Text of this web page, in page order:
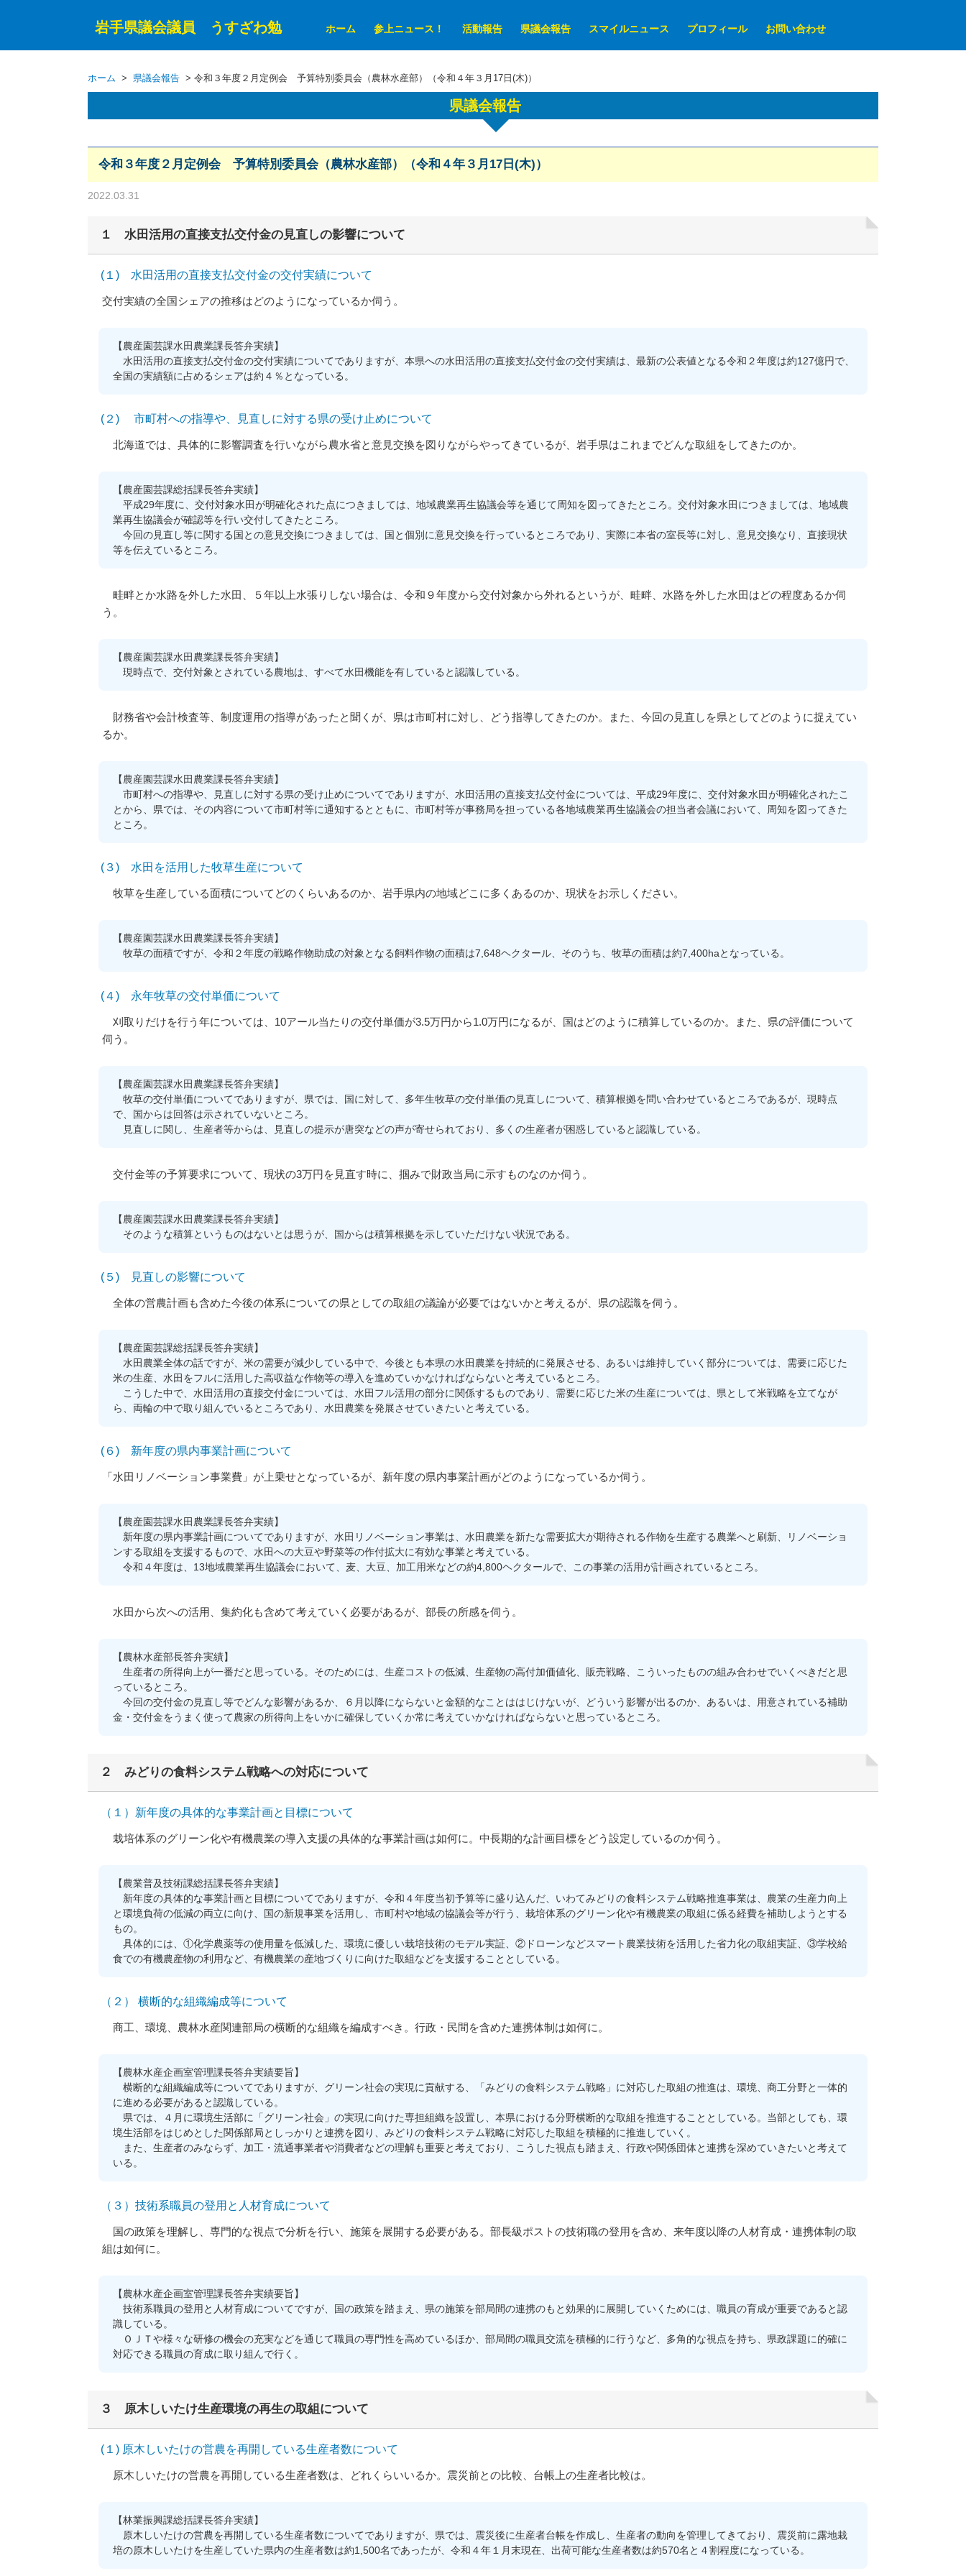
岩手県議会議員 うすざわ勉 ホーム 参上ニュース！ 活動報告 県議会報告 スマイルニュース プロフィール お問い合わせ
ホーム > 県議会報告 > 令和３年度２月定例会 予算特別委員会（農林水産部）（令和４年３月17日(木)）
県議会報告
令和３年度２月定例会 予算特別委員会（農林水産部）（令和４年３月17日(木)）
2022.03.31
１ 水田活用の直接支払交付金の見直しの影響について
(１) 水田活用の直接支払交付金の交付実績について
交付実績の全国シェアの推移はどのようになっているか伺う。
【農産園芸課水田農業課長答弁実績】
水田活用の直接支払交付金の交付実績についてでありますが、本県への水田活用の直接支払交付金の交付実績は、最新の公表値となる令和２年度は約127億円で、
全国の実績額に占めるシェアは約４％となっている。
(２) 市町村への指導や、見直しに対する県の受け止めについて
北海道では、具体的に影響調査を行いながら農水省と意見交換を図りながらやってきているが、岩手県はこれまでどんな取組をしてきたのか。
【農産園芸課総括課長答弁実績】
平成29年度に、交付対象水田が明確化された点につきましては、地域農業再生協議会等を通じて周知を図ってきたところ。交付対象水田につきましては、地域農
業再生協議会が確認等を行い交付してきたところ。
今回の見直し等に関する国との意見交換につきましては、国と個別に意見交換を行っているところであり、実際に本省の室長等に対し、意見交換なり、直接現状
等を伝えているところ。
畦畔とか水路を外した水田、５年以上水張りしない場合は、令和９年度から交付対象から外れるというが、畦畔、水路を外した水田はどの程度あるか伺
う。
【農産園芸課水田農業課長答弁実績】
現時点で、交付対象とされている農地は、すべて水田機能を有していると認識している。
財務省や会計検査等、制度運用の指導があったと聞くが、県は市町村に対し、どう指導してきたのか。また、今回の見直しを県としてどのように捉えてい
るか。
【農産園芸課水田農業課長答弁実績】
市町村への指導や、見直しに対する県の受け止めについてでありますが、水田活用の直接支払交付金については、平成29年度に、交付対象水田が明確化されたこ
とから、県では、その内容について市町村等に通知するとともに、市町村等が事務局を担っている各地域農業再生協議会の担当者会議において、周知を図ってきた
ところ。
(３) 水田を活用した牧草生産について
牧草を生産している面積についてどのくらいあるのか、岩手県内の地域どこに多くあるのか、現状をお示しください。
【農産園芸課水田農業課長答弁実績】
牧草の面積ですが、令和２年度の戦略作物助成の対象となる飼料作物の面積は7,648ヘクタール、そのうち、牧草の面積は約7,400haとなっている。
(４) 永年牧草の交付単価について
刈取りだけを行う年については、10アール当たりの交付単価が3.5万円から1.0万円になるが、国はどのように積算しているのか。また、県の評価について
伺う。
【農産園芸課水田農業課長答弁実績】
牧草の交付単価についてでありますが、県では、国に対して、多年生牧草の交付単価の見直しについて、積算根拠を問い合わせているところであるが、現時点
で、国からは回答は示されていないところ。
見直しに関し、生産者等からは、見直しの提示が唐突などの声が寄せられており、多くの生産者が困惑していると認識している。
交付金等の予算要求について、現状の3万円を見直す時に、掴みで財政当局に示すものなのか伺う。
【農産園芸課水田農業課長答弁実績】
そのような積算というものはないとは思うが、国からは積算根拠を示していただけない状況である。
(５) 見直しの影響について
全体の営農計画も含めた今後の体系についての県としての取組の議論が必要ではないかと考えるが、県の認識を伺う。
【農産園芸課総括課長答弁実績】
水田農業全体の話ですが、米の需要が減少している中で、今後とも本県の水田農業を持続的に発展させる、あるいは維持していく部分については、需要に応じた
米の生産、水田をフルに活用した高収益な作物等の導入を進めていかなければならないと考えているところ。
こうした中で、水田活用の直接交付金については、水田フル活用の部分に関係するものであり、需要に応じた米の生産については、県として米戦略を立てなが
ら、両輪の中で取り組んでいるところであり、水田農業を発展させていきたいと考えている。
(６) 新年度の県内事業計画について
「水田リノベーション事業費」が上乗せとなっているが、新年度の県内事業計画がどのようになっているか伺う。
【農産園芸課水田農業課長答弁実績】
新年度の県内事業計画についてでありますが、水田リノベーション事業は、水田農業を新たな需要拡大が期待される作物を生産する農業へと刷新、リノベーショ
ンする取組を支援するもので、水田への大豆や野菜等の作付拡大に有効な事業と考えている。
令和４年度は、13地域農業再生協議会において、麦、大豆、加工用米などの約4,800ヘクタールで、この事業の活用が計画されているところ。
水田から次への活用、集約化も含めて考えていく必要があるが、部長の所感を伺う。
【農林水産部長答弁実績】
生産者の所得向上が一番だと思っている。そのためには、生産コストの低減、生産物の高付加価値化、販売戦略、こういったものの組み合わせでいくべきだと思
っているところ。
今回の交付金の見直し等でどんな影響があるか、６月以降にならないと金額的なことははじけないが、どういう影響が出るのか、あるいは、用意されている補助
金・交付金をうまく使って農家の所得向上をいかに確保していくか常に考えていかなければならないと思っているところ。
２ みどりの食料システム戦略への対応について
（１）新年度の具体的な事業計画と目標について
栽培体系のグリーン化や有機農業の導入支援の具体的な事業計画は如何に。中長期的な計画目標をどう設定しているのか伺う。
【農業普及技術課総括課長答弁実績】
新年度の具体的な事業計画と目標についてでありますが、令和４年度当初予算等に盛り込んだ、いわてみどりの食料システム戦略推進事業は、農業の生産力向上
と環境負荷の低減の両立に向け、国の新規事業を活用し、市町村や地域の協議会等が行う、栽培体系のグリーン化や有機農業の取組に係る経費を補助しようとする
もの。
具体的には、①化学農薬等の使用量を低減した、環境に優しい栽培技術のモデル実証、②ドローンなどスマート農業技術を活用した省力化の取組実証、③学校給
食での有機農産物の利用など、有機農業の産地づくりに向けた取組などを支援することとしている。
（２） 横断的な組織編成等について
商工、環境、農林水産関連部局の横断的な組織を編成すべき。行政・民間を含めた連携体制は如何に。
【農林水産企画室管理課長答弁実績要旨】
横断的な組織編成等についてでありますが、グリーン社会の実現に貢献する、「みどりの食料システム戦略」に対応した取組の推進は、環境、商工分野と一体的
に進める必要があると認識している。
県では、４月に環境生活部に「グリーン社会」の実現に向けた専担組織を設置し、本県における分野横断的な取組を推進することとしている。当部としても、環
境生活部をはじめとした関係部局としっかりと連携を図り、みどりの食料システム戦略に対応した取組を積極的に推進していく。
また、生産者のみならず、加工・流通事業者や消費者などの理解も重要と考えており、こうした視点も踏まえ、行政や関係団体と連携を深めていきたいと考えて
いる。
（３）技術系職員の登用と人材育成について
国の政策を理解し、専門的な視点で分析を行い、施策を展開する必要がある。部長級ポストの技術職の登用を含め、来年度以降の人材育成・連携体制の取
組は如何に。
【農林水産企画室管理課長答弁実績要旨】
技術系職員の登用と人材育成についてですが、国の政策を踏まえ、県の施策を部局間の連携のもと効果的に展開していくためには、職員の育成が重要であると認
識している。
ＯＪＴや様々な研修の機会の充実などを通じて職員の専門性を高めているほか、部局間の職員交流を積極的に行うなど、多角的な視点を持ち、県政課題に的確に
対応できる職員の育成に取り組んで行く。
３ 原木しいたけ生産環境の再生の取組について
(１) 原木しいたけの営農を再開している生産者数について
原木しいたけの営農を再開している生産者数は、どれくらいいるか。震災前との比較、台帳上の生産者比較は。
【林業振興課総括課長答弁実績】
原木しいたけの営農を再開している生産者数についてでありますが、県では、震災後に生産者台帳を作成し、生産者の動向を管理してきており、震災前に露地栽
培の原木しいたけを生産していた県内の生産者数は約1,500名であったが、令和４年１月末現在、出荷可能な生産者数は約570名と４割程度になっている。